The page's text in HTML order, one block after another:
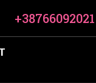
+38766092021